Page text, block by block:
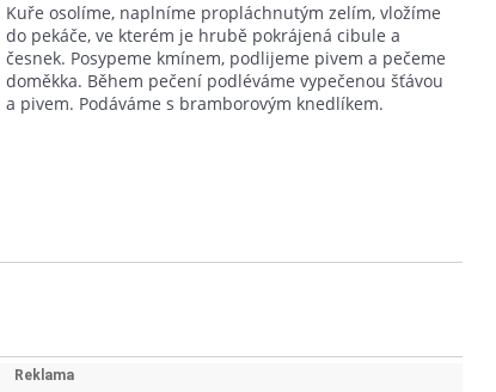
Kuře osolíme, naplníme propláchnutým zelím, vložíme
do pekáče, ve kterém je hrubě pokrájená cibule a
česnek. Posypeme kmínem, podlijeme pivem a pečeme
doměkka. Během pečení podléváme vypečenou šťávou
a pivem. Podáváme s bramborovým knedlíkem.